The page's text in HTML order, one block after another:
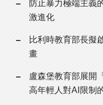
防止暴力極端主義
激進化
比利時教育部長擬
畫
盧森堡教育部展開
高年輕人對AI限制